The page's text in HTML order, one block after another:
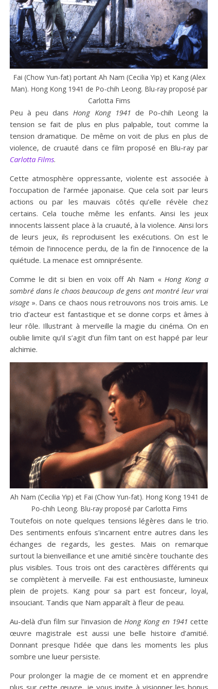
Fai (Chow Yun-fat) portant Ah Nam (Cecilia Yip) et Kang (Alex
Man). Hong Kong 1941 de Po-chih Leong. Blu-ray proposé par
Carlotta Fims
Peu à peu dansHong Kong 1941 de Po-chih Leong la
tension se fait de plus en plus palpable, tout comme la
tension dramatique. De même on voit de plus en plus de
violence, de cruauté dans ce film proposé en Blu-ray par
Carlotta Films.
Cette atmosphère oppressante, violente est associée à
l’occupation de l’armée japonaise. Que cela soit par leurs
actions ou par les mauvais côtés qu’elle révèle chez
certains. Cela touche même les enfants. Ainsi les jeux
innocents laissent place à la cruauté, à la violence. Ainsi lors
de leurs jeux, ils reproduisent les exécutions. On est le
témoin de l’innocence perdu, de la fin de l’innocence de la
quiétude. La menace est omniprésente.
Comme le dit si bien en voix off Ah Nam «Hong Kong a
sombré dans le chaos beaucoup de gens ont montré leur vrai
visage ». Dans ce chaos nous retrouvons nos trois amis. Le
trio d’acteur est fantastique et se donne corps et âmes à
leur rôle. Illustrant à merveille la magie du cinéma. On en
oublie limite qu’il s’agit d’un film tant on est happé par leur
alchimie.
Ah Nam (Cecilia Yip) et Fai (Chow Yun-fat). Hong Kong 1941 de
Po-chih Leong. Blu-ray proposé par Carlotta Fims
Toutefois on note quelques tensions légères dans le trio.
Des sentiments enfouis s’incarnent entre autres dans les
échanges de regards, les gestes. Mais on remarque
surtout la bienveillance et une amitié sincère touchante des
plus visibles. Tous trois ont des caractères différents qui
se complètent à merveille. Fai est enthousiaste, lumineux
plein de projets. Kang pour sa part est fonceur, loyal,
insouciant. Tandis que Nam apparaît à fleur de peau.
Au-delà d’un film sur l’invasion deHong Kong en 1941 cette
œuvre magistrale est aussi une belle histoire d’amitié.
Donnant presque l’idée que dans les moments les plus
sombre une lueur persiste.
Pour prolonger la magie de ce moment et en apprendre
plus sur cette œuvre, je vous invite à visionner les bonus